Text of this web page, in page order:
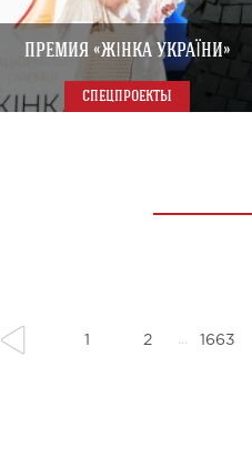
ПРЕМИЯ «ЖІНКА УКРАЇНИ»
СПЕЦПРОЕКТЫ
1 2 ... 1663